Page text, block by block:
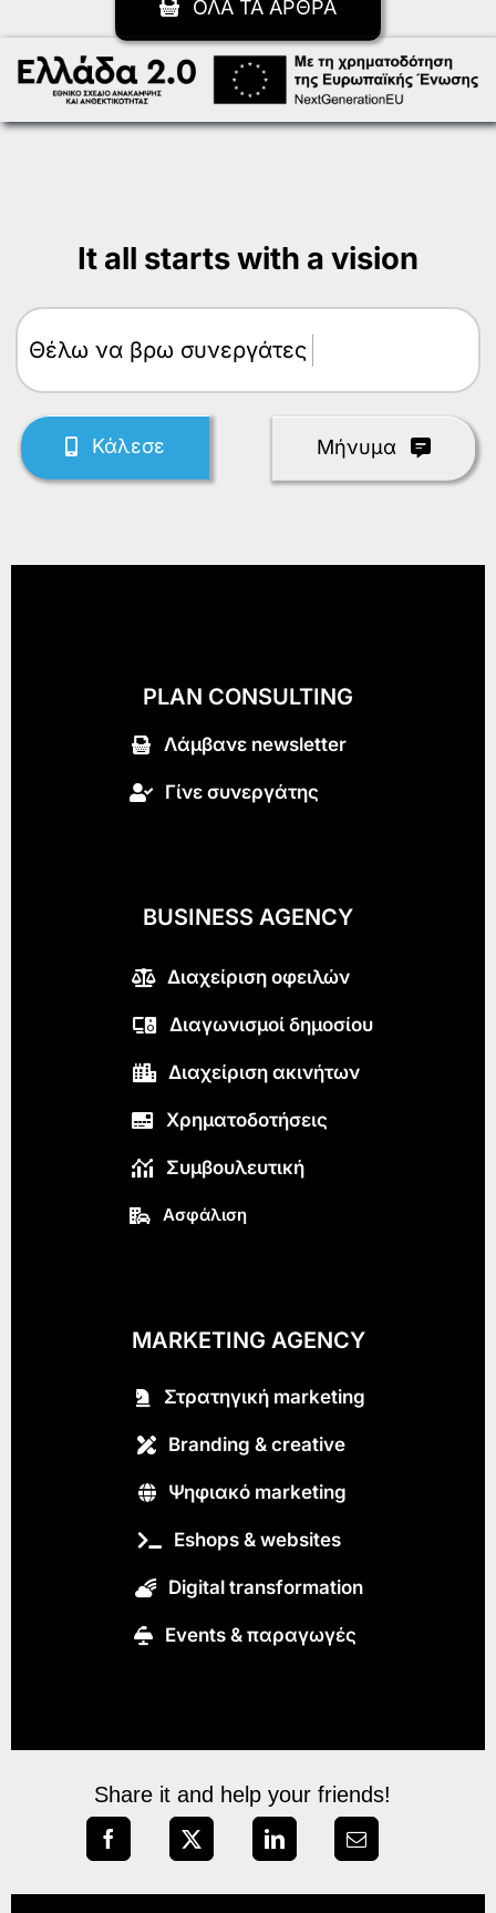
ΟΛΑ ΤΑ ΑΡΘΡΑ
It all starts with a vision
Θέλω
Κάλεσε Mήνυμα
PLAN CONSULTING
Λάμβανε newsletter
Γίνε συνεργάτης
BUSINESS AGENCY
Διαχείριση οφειλών
Διαγωνισμοί δημοσίου
Διαχείριση ακινήτων
Χρηματοδοτήσεις
Συμβουλευτική
Ασφάλιση
MARKETING AGENCY
Στρατηγική marketing
Branding & creative
Ψηφιακό marketing
Eshops & websites
Digital transformation
Εvents & παραγωγές
Share it and help your friends!